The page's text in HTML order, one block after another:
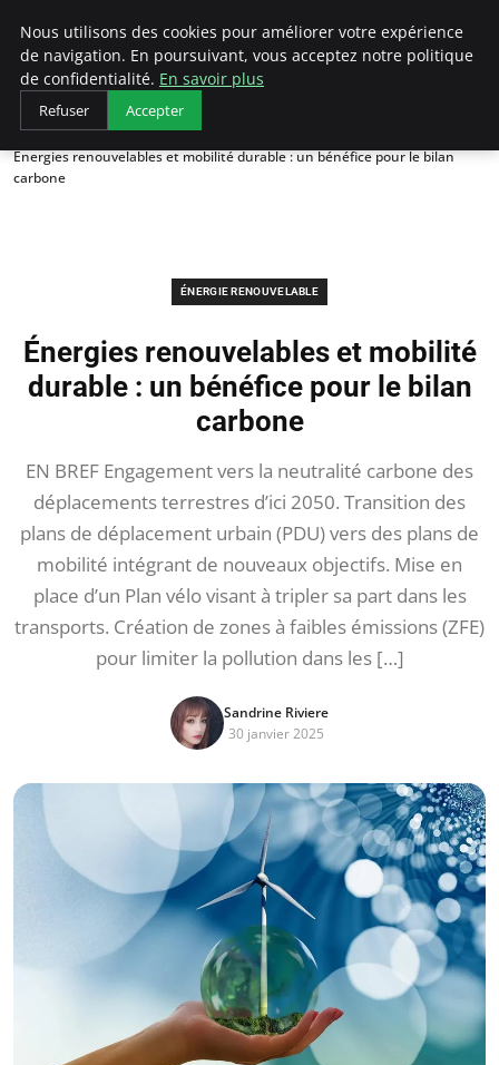
Arcticclimateemergency
Accueil
Énergie renouvelable
Énergies renouvelables et mobilité durable : un bénéfice pour le bilan
carbone
ÉNERGIE RENOUVELABLE
Énergies renouvelables et mobilité
durable : un bénéfice pour le bilan
carbone
EN BREF Engagement vers la neutralité carbone des
déplacements terrestres d’ici 2050. Transition des
plans de déplacement urbain (PDU) vers des plans de
mobilité intégrant de nouveaux objectifs. Mise en
place d’un Plan vélo visant à tripler sa part dans les
transports. Création de zones à faibles émissions (ZFE)
pour limiter la pollution dans les […]
Sandrine Riviere
30 janvier 2025
Nous utilisons des cookies pour améliorer votre expérience
de navigation. En poursuivant, vous acceptez notre politique
de confidentialité. En savoir plus
Refuser Accepter